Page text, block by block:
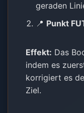
geraden
📍 Punkt
Effekt: Das
indem es
korrigiert es
Ziel.